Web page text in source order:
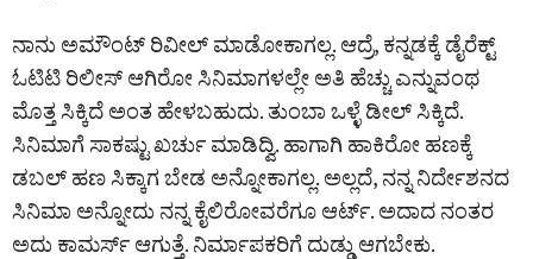
ನಾನು ಅಮೌಂಟ್ ರಿವೀಲ್ ಮಾಡೋಕಾಗಲ್ಲ. ಆದ್ರೆ, ಕನ್ನಡಕ್ಕೆ ಡೈರೆಕ್ಟ್
ಓಟಿಟಿ ರಿಲೀಸ್ ಆಗಿರೋ ಸಿನಿಮಾಗಳಲ್ಲೇ ಅತಿ ಹೆಚ್ಚು ಎನ್ನುವಂಥ
ಮೊತ್ತ ಸಿಕ್ಕಿದೆ ಅಂತ ಹೇಳಬಹುದು. ತುಂಬಾ ಒಳ್ಳೆ ಡೀಲ್ ಸಿಕ್ಕಿದೆ.
ಸಿನಿಮಾಗೆ ಸಾಕಷ್ಟು ಖರ್ಚು ಮಾಡಿದ್ವಿ. ಹಾಗಾಗಿ ಹಾಕಿರೋ ಹಣಕ್ಕೆ
ಡಬಲ್ ಹಣ ಸಿಕ್ಕಾಗ ಬೇಡ ಅನ್ನೋಕಾಗಲ್ಲ. ಅಲ್ಲದೆ, ನನ್ನ ನಿರ್ದೇಶನದ
ಸಿನಿಮಾ ಅನ್ನೋದು ನನ್ನ ಕೈಲಿರೋವರೆಗೂ ಆರ್ಟ್. ಅದಾದ ನಂತರ
ಅದು ಕಾಮರ್ಸ್ ಆಗುತ್ತೆ. ನಿರ್ಮಾಪಕರಿಗೆ ದುಡ್ಡು ಆಗಬೇಕು.